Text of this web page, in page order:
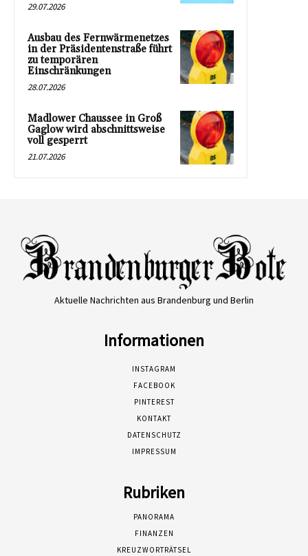
29.07.2026
Ausbau des Fernwärmenetzes
in der Präsidentenstraße führt
zu temporären
Einschränkungen
28.07.2026
Madlower Chaussee in Groß
Gaglow wird abschnittsweise
voll gesperrt
21.07.2026
Aktuelle Nachrichten aus Brandenburg und Berlin
Informationen
INSTAGRAM
FACEBOOK
PINTEREST
KONTAKT
DATENSCHUTZ
IMPRESSUM
Rubriken
PANORAMA
FINANZEN
KREUZWORTRÄTSEL